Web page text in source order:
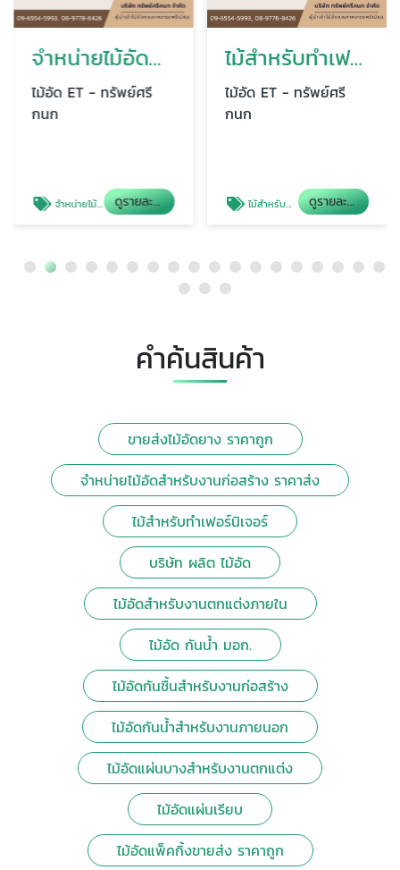
จำหน่ายไม้อัดสำหรับงานก่อสร้าง ราคาส่ง
ไม้อัด ET - ทรัพย์ศรี
กนก
จำหน่ายไม้อัดสำหรับงานก่อสร้าง ราคาส่ง ดูรายละเอียด
ไม้สำหรับทำเฟอร์นิเจอร์
ไม้อัด ET - ทรัพย์ศรี
กนก
ไม้สำหรับทำเฟอร์นิเจอร์ ดูรายละเอียด
คำค้นสินค้า
ขายส่งไม้อัดยาง ราคาถูก
จำหน่ายไม้อัดสำหรับงานก่อสร้าง ราคาส่ง
ไม้สำหรับทำเฟอร์นิเจอร์
บริษัท ผลิต ไม้อัด
ไม้อัดสำหรับงานตกแต่งภายใน
ไม้อัด กันน้ำ มอก.
ไม้อัดกันชื้นสำหรับงานก่อสร้าง
ไม้อัดกันน้ำสำหรับงานภายนอก
ไม้อัดแผ่นบางสำหรับงานตกแต่ง
ไม้อัดแผ่นเรียบ
ไม้อัดแพ็คกิ้งขายส่ง ราคาถูก